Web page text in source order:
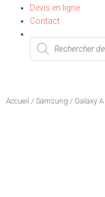
Devis en ligne
Contact
Accueil / Samsung / Galaxy A